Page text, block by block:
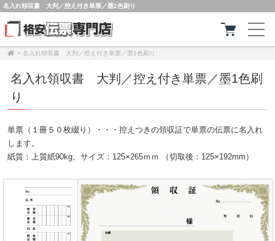
名入れ領収書 大判／控え付き単票／墨1色刷り
> 名入れ領収書 大判／控え付き単票／墨1色刷り
名入れ領収書 大判／控え付き単票／墨1色刷
り
単票（１冊５０枚綴り）・・・控えつきの領収証で単票の伝票に名入れ
します。
紙質：上質紙90kg、サイズ：125×265ｍｍ （切取後：125×192mm）